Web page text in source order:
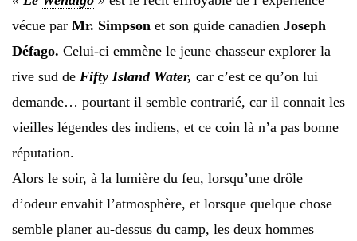
vécue par Mr. Simpson et son guide canadien Joseph
Défago. Celui-ci emmène le jeune chasseur explorer la
rive sud de Fifty Island Water, car c’est ce qu’on lui
demande… pourtant il semble contrarié, car il connait les
vieilles légendes des indiens, et ce coin là n’a pas bonne
réputation.
Alors le soir, à la lumière du feu, lorsqu’une drôle
d’odeur envahit l’atmosphère, et lorsque quelque chose
semble planer au-dessus du camp, les deux hommes